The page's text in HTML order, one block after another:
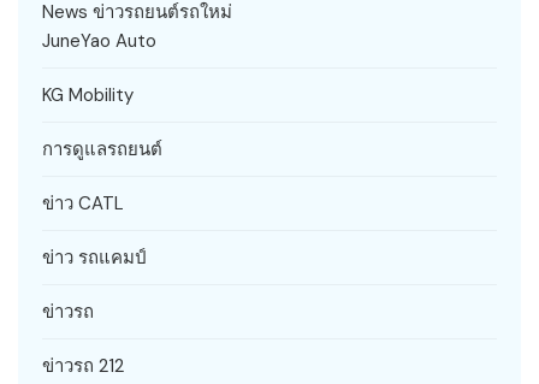
News ข่าวรถยนต์รถใหม่
JuneYao Auto
KG Mobility
การดูแลรถยนต์
ข่าว CATL
ข่าว รถแคมป์
ข่าวรถ
ข่าวรถ 212